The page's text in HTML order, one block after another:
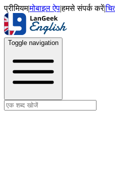
प्रीमियम|मोबाइल ऐप|हमसे संपर्क करें|
Toggle navigation